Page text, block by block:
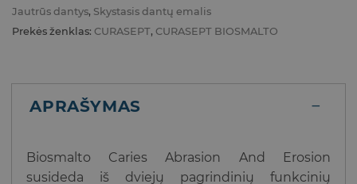
Jautrūs dantys, Skystasis dantų emalis
Prekės ženklas: CURASEPT, CURASEPT BIOSMALTO
APRAŠYMAS
Biosmalto Caries Abrasion And Erosion
susideda iš dviejų pagrindinių funkcinių